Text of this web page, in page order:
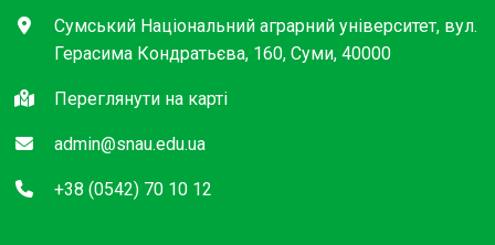
Сумський Національний аграрний університет, вул.
Герасима Кондратьєва, 160, Суми, 40000
Переглянути на карті
admin@snau.edu.ua
+38 (0542) 70 10 12